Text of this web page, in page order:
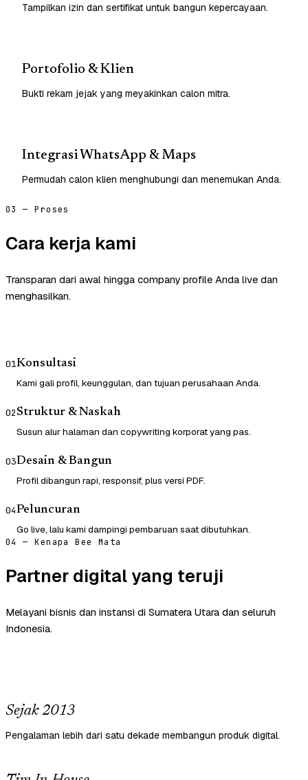
Tampilkan izin dan sertifikat untuk bangun kepercayaan.
Portofolio & Klien
Bukti rekam jejak yang meyakinkan calon mitra.
Integrasi WhatsApp & Maps
Permudah calon klien menghubungi dan menemukan Anda.
03 — Proses
Cara kerja kami
Transparan dari awal hingga company profile Anda live dan
menghasilkan.
01Konsultasi
Kami gali profil, keunggulan, dan tujuan perusahaan Anda.
02Struktur & Naskah
Susun alur halaman dan copywriting korporat yang pas.
03Desain & Bangun
Profil dibangun rapi, responsif, plus versi PDF.
04Peluncuran
Go live, lalu kami dampingi pembaruan saat dibutuhkan.
04 — Kenapa Bee Mata
Partner digital yang teruji
Melayani bisnis dan instansi di Sumatera Utara dan seluruh
Indonesia.
Sejak 2013
Pengalaman lebih dari satu dekade membangun produk digital.